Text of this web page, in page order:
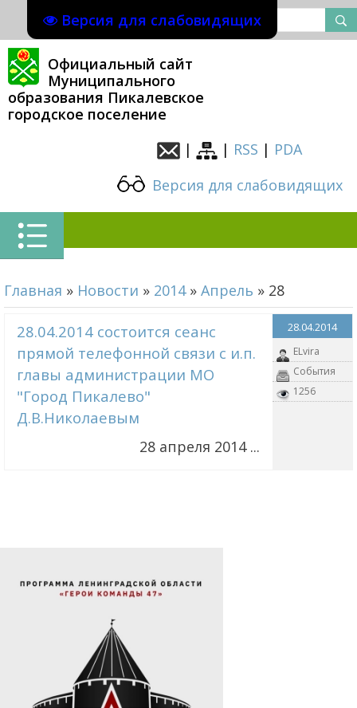
Версия для слабовидящих
Официальный сайт
Муниципального
образования Пикалевское
городское поселение
|
| RSS | PDA
Версия для слабовидящих
Главная » Новости » 2014 » Апрель » 28
28.04.2014 состоится сеанс
прямой телефонной связи с и.п.
главы администрации МО
"Город Пикалево"
Д.В.Николаевым
28 апреля 2014 ...
28.04.2014
ELvira
События
1256